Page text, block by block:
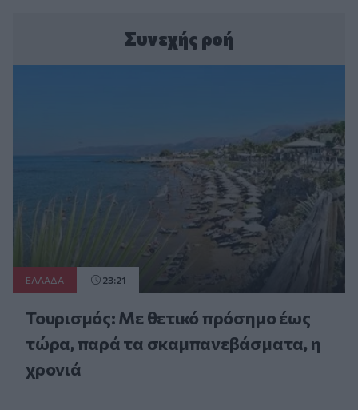
Συνεχής ροή
ΕΛΛAΔΑ 23:21
Τουρισμός: Με θετικό πρόσημο έως
τώρα, παρά τα σκαμπανεβάσματα, η
χρονιά